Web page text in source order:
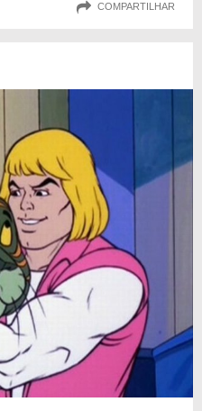
COMPARTILHAR